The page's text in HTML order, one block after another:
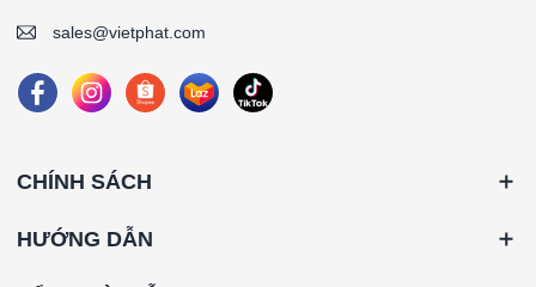
sales@vietphat.com
CHÍNH SÁCH
HƯỚNG DẪN